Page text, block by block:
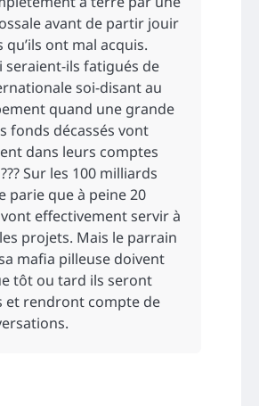
avant de partir jouir
qu’ils ont mal acquis.
seraient-ils fatigués de
soi-disant au
quand une grande
fonds décassés vont
dans leurs comptes
Sur les 100 milliards
parie que à peine 20
effectivement servir à
projets. Mais le parrain
mafia pilleuse doivent
tôt ou tard ils seront
et rendront compte de